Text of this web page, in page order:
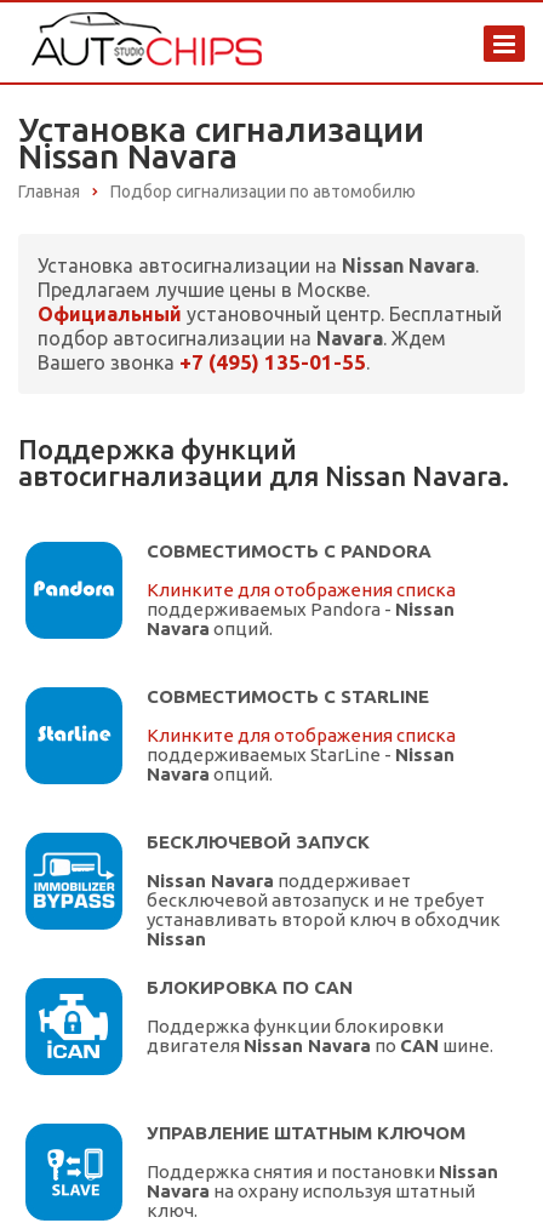
Установка сигнализации
Nissan Navara
Главная Подбор сигнализации по автомобилю
Установка автосигнализации на Nissan Navara.
Предлагаем лучшие цены в Москве.
Официальный установочный центр. Бесплатный
подбор автосигнализации на Navara. Ждем
Вашего звонка +7 (495) 135-01-55.
Поддержка функций
автосигнализации для Nissan Navara.
СОВМЕСТИМОСТЬ С PANDORA
Клинките для отображения списка
поддерживаемых Pandora - Nissan
Navara опций.
СОВМЕСТИМОСТЬ С STARLINE
Клинките для отображения списка
поддерживаемых StarLine - Nissan
Navara опций.
БЕСКЛЮЧЕВОЙ ЗАПУСК
Nissan Navara поддерживает
бесключевой автозапуск и не требует
устанавливать второй ключ в обходчик
Nissan
БЛОКИРОВКА ПО CAN
Поддержка функции блокировки
двигателя Nissan Navara по CAN шине.
УПРАВЛЕНИЕ ШТАТНЫМ КЛЮЧОМ
Поддержка снятия и постановки Nissan
Navara на охрану используя штатный
ключ.